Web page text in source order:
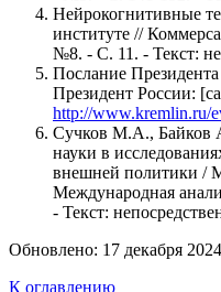
Нейрокогнитивные
институте //
№8. - С. 11. - Текст:
Послание
Президент России:
http://www.kremlin.ru/
Сучков М.А., Байков
науки в
внешней политики /
Международная
- Текст:
Обновлено: 17 декабря 2024
К оглавлению